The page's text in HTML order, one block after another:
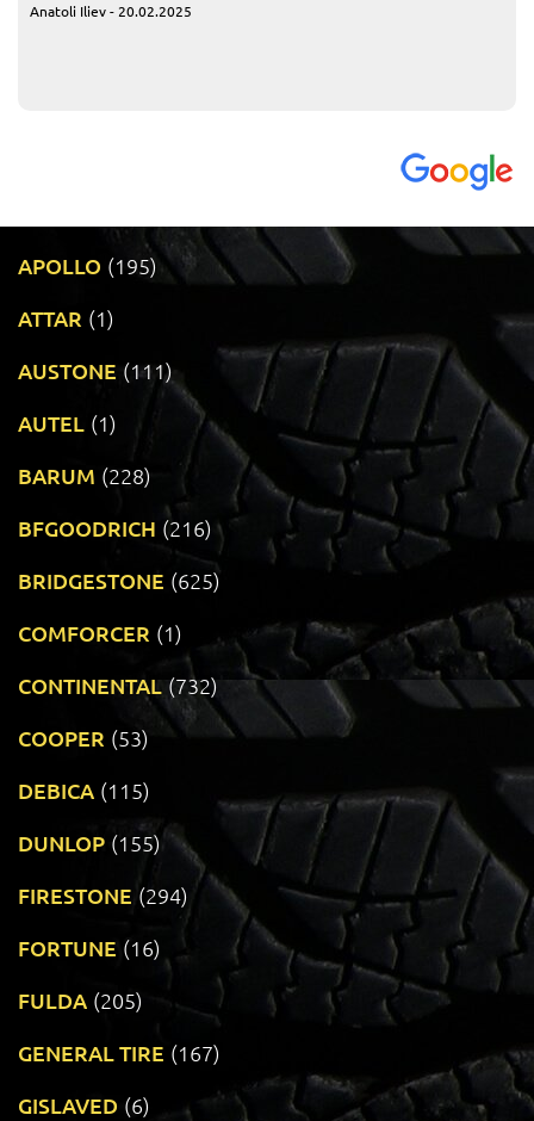
Anatoli Iliev - 20.02.2025
APOLLO (195)
ATTAR (1)
AUSTONE (111)
AUTEL (1)
BARUM (228)
BFGOODRICH (216)
BRIDGESTONE (625)
COMFORCER (1)
CONTINENTAL (732)
COOPER (53)
DEBICA (115)
DUNLOP (155)
FIRESTONE (294)
FORTUNE (16)
FULDA (205)
GENERAL TIRE (167)
GISLAVED (6)